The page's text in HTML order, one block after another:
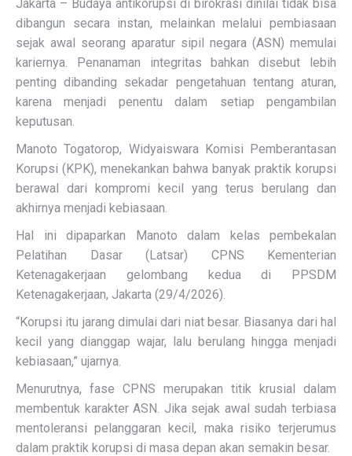
Jakarta – Budaya antikorupsi di birokrasi dinilai tidak bisa
dibangun secara instan, melainkan melalui pembiasaan
sejak awal seorang aparatur sipil negara (ASN) memulai
kariernya. Penanaman integritas bahkan disebut lebih
penting dibanding sekadar pengetahuan tentang aturan,
karena menjadi penentu dalam setiap pengambilan
keputusan.
Manoto Togatorop, Widyaiswara Komisi Pemberantasan
Korupsi (KPK), menekankan bahwa banyak praktik korupsi
berawal dari kompromi kecil yang terus berulang dan
akhirnya menjadi kebiasaan.
Hal ini dipaparkan Manoto dalam kelas pembekalan
Pelatihan Dasar (Latsar) CPNS Kementerian
Ketenagakerjaan gelombang kedua di PPSDM
Ketenagakerjaan, Jakarta (29/4/2026).
“Korupsi itu jarang dimulai dari niat besar. Biasanya dari hal
kecil yang dianggap wajar, lalu berulang hingga menjadi
kebiasaan,” ujarnya.
Menurutnya, fase CPNS merupakan titik krusial dalam
membentuk karakter ASN. Jika sejak awal sudah terbiasa
mentoleransi pelanggaran kecil, maka risiko terjerumus
dalam praktik korupsi di masa depan akan semakin besar.